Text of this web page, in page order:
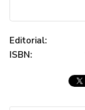
Editorial:
ISBN: